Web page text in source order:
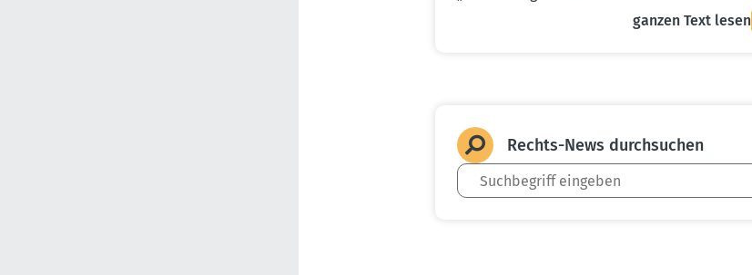
ganzen Text lesen
Rechts-News durch­suchen